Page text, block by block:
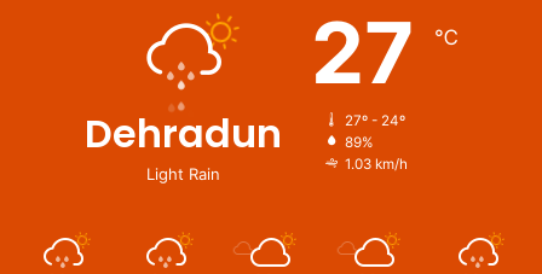
Dehradun
Light Rain
27 ℃
27º - 24º
89%
1.03 km/h